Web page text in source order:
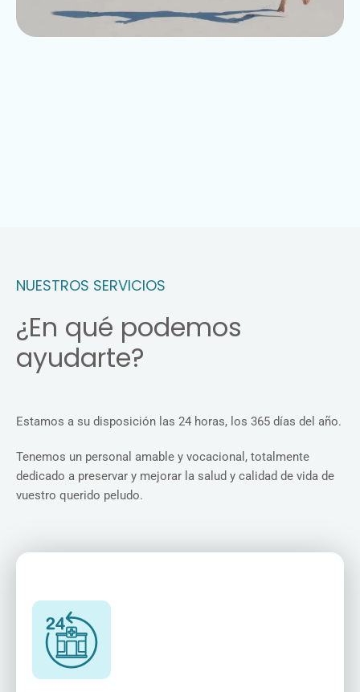
NUESTROS SERVICIOS
¿En qué podemos
ayudarte?
Estamos a su disposición las 24 horas, los 365 días del año.
Tenemos un personal amable y vocacional, totalmente
dedicado a preservar y mejorar la salud y calidad de vida de
vuestro querido peludo.